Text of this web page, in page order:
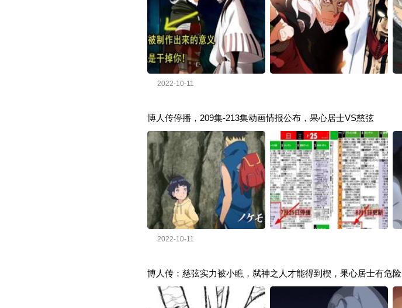
2022-10-11
博人传停播，209集-213集动画情报公布，果心居士VS慈弦
2022-10-11
博人传：慈弦实力被小瞧，弑神之人才能得到楔，果心居士有危险